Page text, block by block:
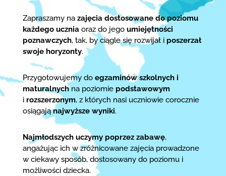
Zapraszamy nazajęcia dostosowane do poziomu
każdego ucznia oraz do jego umiejętności
poznawczych, tak, by ciągle się rozwijał i poszerzał
swoje horyzonty.
Przygotowujemy do egzaminów szkolnych i
maturalnychna poziomie podstawowym
i rozszerzonym, z których nasi uczniowie corocznie
osiągająnajwyższe wyniki.
Najmłodszych uczymy poprzez zabawę,
angażując ich w zróżnicowane zajęcia prowadzone
w ciekawy sposób, dostosowany do poziomu i
możliwości dziecka.